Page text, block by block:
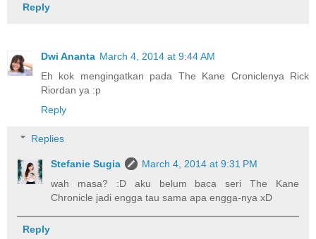
Reply
Dwi Ananta March 4, 2014 at 9:44 AM
Eh kok mengingatkan pada The Kane Croniclenya Rick
Riordan ya :p
Reply
Replies
Stefanie Sugia
March 4, 2014 at 9:31 PM
wah masa? :D aku belum baca seri The Kane
Chronicle jadi engga tau sama apa engga-nya xD
Reply